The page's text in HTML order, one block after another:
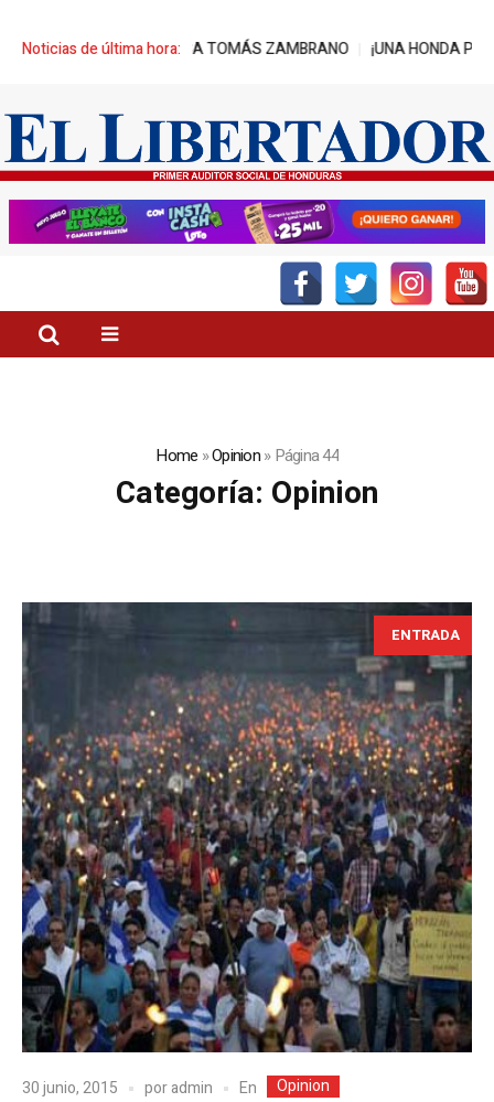
Noticias de última hora:
TOMÁS ZAMBRANO ¡UNA HONDA PARA CADA ESTILO DE VIDA!
Home »Opinion»Página 44
Categoría: Opinion
ENTRADA
30 junio, 2015 poradmin En Opinion